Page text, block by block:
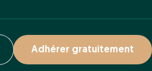
Adhérer gratuitement